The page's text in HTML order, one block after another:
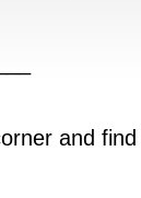
and